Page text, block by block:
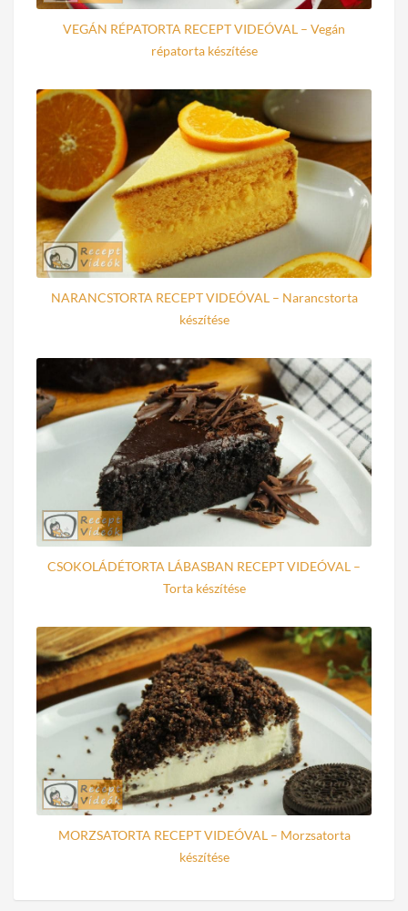
VEGÁN RÉPATORTA RECEPT VIDEÓVAL – Vegán
répatorta készítése
NARANCSTORTA RECEPT VIDEÓVAL – Narancstorta
készítése
CSOKOLÁDÉTORTA LÁBASBAN RECEPT VIDEÓVAL –
Torta készítése
MORZSATORTA RECEPT VIDEÓVAL – Morzsatorta
készítése